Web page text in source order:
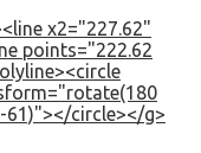
x2="227.62"
points="222.62
61)"></circle></g>